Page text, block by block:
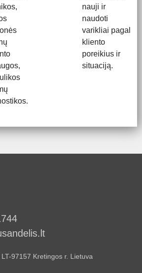
nauji ir
naudoti
varikliai pagal
kliento
poreikius ir
situaciją.
97157 Kretingos r. Lietuva